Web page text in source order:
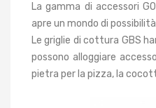
La gamma di accessori
apre un mondo di
Le griglie di cottura GBS
possono alloggiare
pietra per la pizza, la